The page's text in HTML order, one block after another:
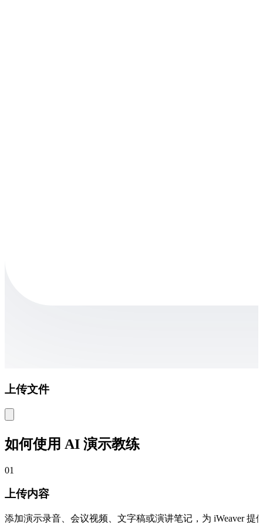
上传文件
如何使用 AI 演示教练
01
上传内容
添加演示录音、会议视频、文字稿或演讲笔记，为 iWeaver 提